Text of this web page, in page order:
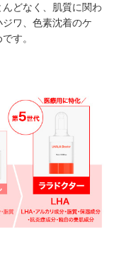
どなく、肌質に関わ
ワ、色素沈着のケ
す。